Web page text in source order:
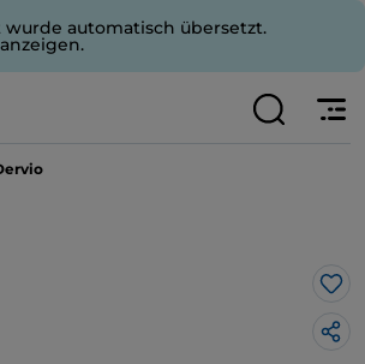
wurde automatisch übersetzt.
anzeigen.